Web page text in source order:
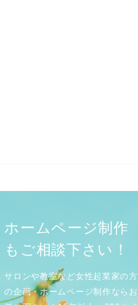
ホームページ制作
もご相談下さい！
サロンや教室など女性起業家の方
の企画・ホームページ制作ならお